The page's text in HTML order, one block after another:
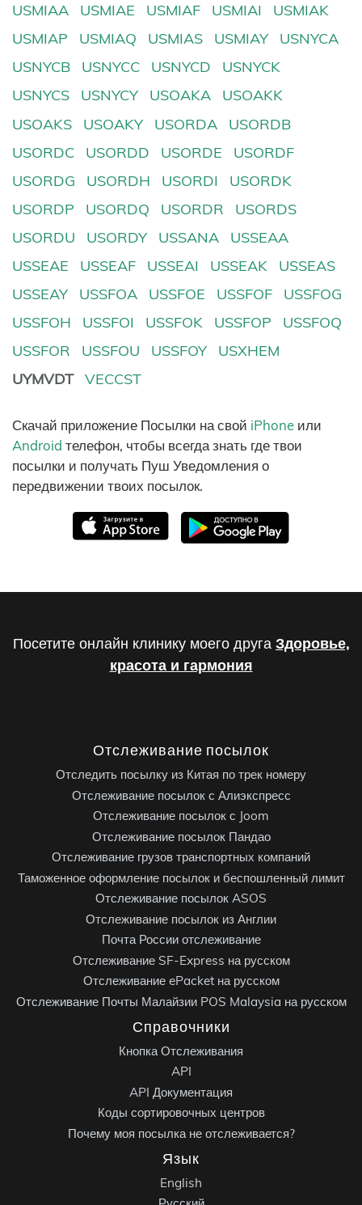
USMIAA
USMIAE USMIAF USMIAI
USMIAK
USMIAP
USMIAQ USMIAS USMIAY
USNYCA
USNYCB
USNYCC USNYCD
USNYCK
USNYCS
USNYCY USOAKA
USOAKK
USOAKS
USOAKY USORDA
USORDB
USORDC
USORDD USORDE
USORDF
USORDG
USORDH USORDI
USORDK
USORDP
USORDQ USORDR
USORDS
USORDU
USORDY USSANA
USSEAA
USSEAE
USSEAF USSEAI USSEAK
USSEAS
USSEAY
USSFOA USSFOE USSFOF
USSFOG
USSFOH
USSFOI USSFOK USSFOP
USSFOQ
USSFOR
USSFOU USSFOY
USXHEM
UYMVDT
VECCST
Скачай приложение Посылки на свой iPhone или
Android телефон, чтобы всегда знать где твои
посылки и получать Пуш Уведомления о
передвижении твоих посылок.
Посетите онлайн клинику моего друга Здоровье,
красота и гармония
Отслеживание посылок
Отследить посылку из Китая по трек номеру
Отслеживание посылок с Алиэкспресс
Отслеживание посылок с Joom
Отслеживание посылок Пандао
Отслеживание грузов транспортных компаний
Таможенное оформление посылок и беспошленный лимит
Отслеживание посылок ASOS
Отслеживание посылок из Англии
Почта России отслеживание
Отслеживание SF-Express на русском
Отслеживание ePacket на русском
Отслеживание Почты Малайзии POS Malaysia на русском
Справочники
Кнопка Отслеживания
API
API Документация
Коды сортировочных центров
Почему моя посылка не отслеживается?
Язык
English